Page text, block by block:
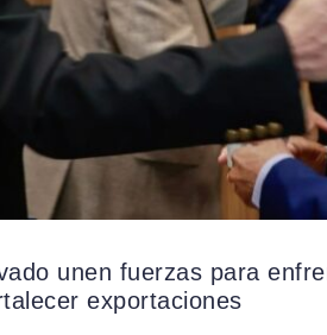
unen fuerzas para
exportaciones